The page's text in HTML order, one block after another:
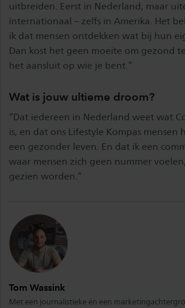
uitbreiden. Eerst in Nederland, maar
internationaal – zelfs in Amerika. Het
ik dat mensen ontdekken wat bij hun
Dan kost het geen moeite om gezond
het aansluit op wie je bent.”
Wat is jouw ultieme droom?
“Dat iedereen in Nederland weet wat
is, en dat ons Lifestyle Kompas mensen
een gezonder leven. En dat ik een
waar mensen zich geen nummer
gezien worden.”
Tom Wassink
Met een journalistieke én een